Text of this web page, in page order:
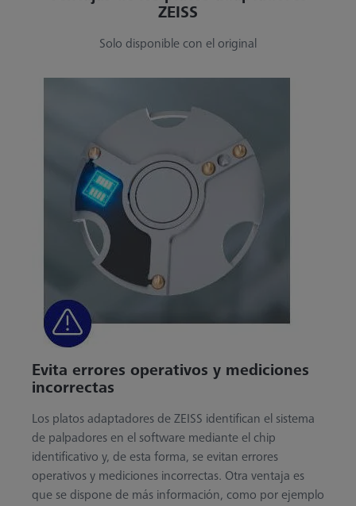
ZEISS
Solo disponible con el original
Evita errores operativos y mediciones
incorrectas
Los platos adaptadores de ZEISS identifican el sistema
de palpadores en el software mediante el chip
identificativo y, de esta forma, se evitan errores
operativos y mediciones incorrectas. Otra ventaja es
que se dispone de más información, como por ejemplo